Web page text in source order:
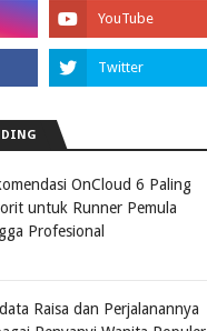
OnCloud 6 Paling
untuk Runner Pemula
Profesional
Raisa dan Perjalanannya